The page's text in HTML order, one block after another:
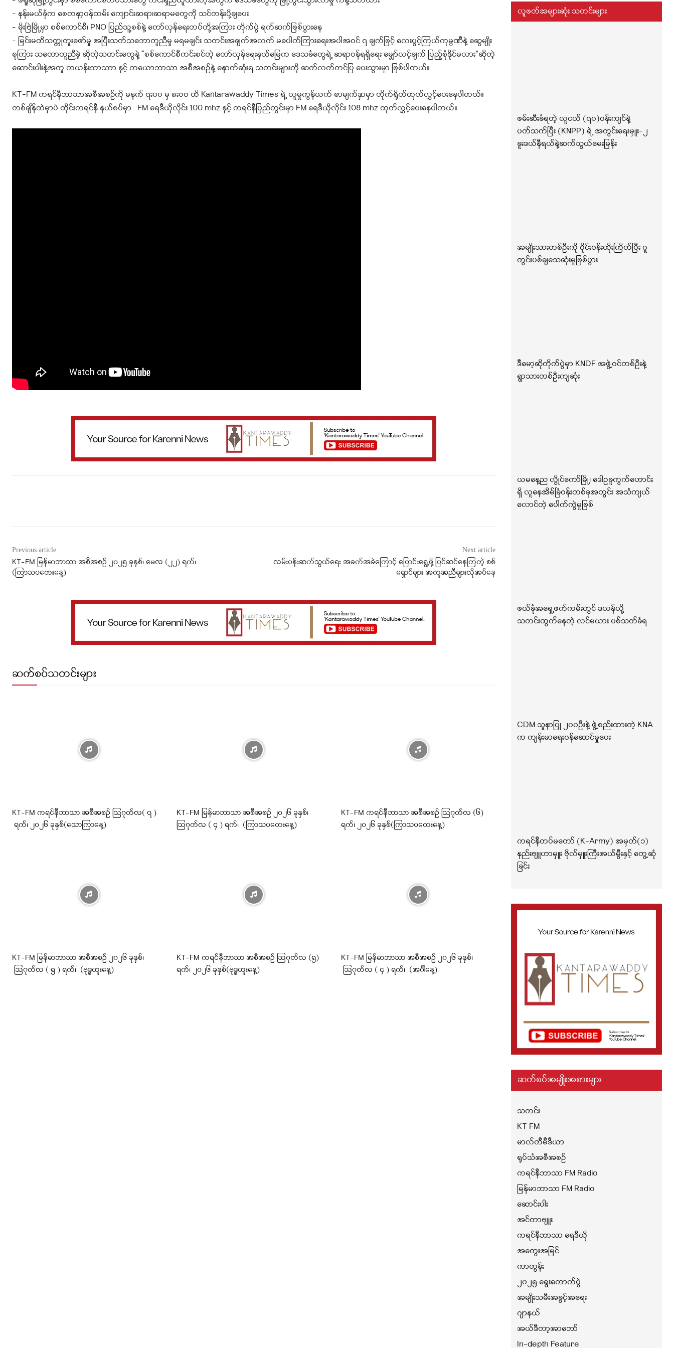
– နန်းမယ်ခုံက စေတနာ့၀န်ထမ်း ကျောင်းဆရာ၊ဆရာမတွေကို သင်တန်းပို့ချပေး
– မိုးဗြဲမြို့မှာ စစ်ကောင်စီ၊ PNO ပြည်သူ့စစ်နဲ့ တော်လှန်ရေးတပ်တို့အကြား တိုက်ပွဲ ရက်ဆက်ဖြစ်ပွားနေ
– မြင်းမထိသတ္တုတူးဖော်မှု အပြီးသတ်သဘောတူညီမှု မရမချင်း သတင်းအချက်အလက် မပေါက်ကြားရေးအပါအဝင် ၇ ချက်ဖြင့် လေးပွင့်ကြယ်ကုမ္ပဏီနဲ့ ဆွေမျိုး
စုကြား သတောတူညီခဲ့ ဆိုတဲ့သတင်းတွေနဲ့ “စစ်ကောင်စီကင်းစင်တဲ့ တော်လှန်ရေးနယ်မြေက ဒေသခံတွေရဲ့ ဆရာဝန်ရရှိရေး မျှော်လင့်ချက် ပြည့်စုံနိုင်မလား”ဆိုတဲ့
ဆောင်းပါးနဲ့အတူ ကယန်းဘာသာာ နှင့် ကယောဘာသာ အစီအစဥ်နဲ့ နောက်ဆုံးရ သတင်းများကို ဆက်လက်တင်ပြ ပေးသွားမှာ ဖြစ်ပါတယ်။
KT-FM ကရင်နီဘာသာအစီအစဉ်ကို မနက် ၇း၀၀ မှ ၈းဝဝ ထိ Kantarawaddy Times ရဲ့ လူမှုကွန်ယက် စာမျက်နှာမှာ တိုက်ရိုတ်ထုတ်လွှင့်ပေးနေပါတယ်။
တစ်ချိန်ထဲမှာပဲ ထိုင်းကရင်နီ နယ်စပ်မှာ FM ရေဒီယိုလိုင်း 100 mhz နှင့် ကရင်နီပြည်တွင်းမှာ FM ရေဒီယိုလိုင်း 108 mhz ထုတ်လွှင့်ပေးနေပါတယ်။
Previous article
KT-FM မြန်မာဘာသာ အစီအစဉ် ၂၀၂၅ ခုနှစ်၊ မေလ (၂၂) ရက်၊
(ကြာသပတေးနေ့)
Next article
လမ်းပန်းဆက်သွယ်ရေး အခက်အခဲကြောင့် ပြောင်းရွေ့ဖို့ ပြင်ဆင်နေကြတဲ့ စစ်
ရှောင်များ အကူအညီများလိုအပ်နေ
ဆက်စပ်သတင်းများ
KT-FM ကရင်နီဘာသာ အစီအစဉ် ဩဂုတ်လ( ၇ )
ရက်၊ ၂၀၂၆ ခုနှစ်(သောကြာနေ့)
KT-FM မြန်မာဘာသာ အစီအစဉ် ၂၀၂၆ ခုနှစ်၊
ဩဂုတ်လ ( ၄ ) ရက်၊ (ကြာသပတေးနေ့)
KT-FM ကရင်နီဘာသာ အစီအစဉ် ဩဂုတ်လ (၆)
ရက်၊ ၂၀၂၆ ခုနှစ်(ကြာသပတေးနေ့)
KT-FM မြန်မာဘာသာ အစီအစဉ် ၂၀၂၆ ခုနှစ်၊
ဩဂုတ်လ ( ၅ ) ရက်၊ (ဗုဒ္ဓဟူးနေ့)
KT-FM ကရင်နီဘာသာ အစီအစဉ် ဩဂုတ်လ (၅)
ရက်၊ ၂၀၂၆ ခုနှစ်(ဗုဒ္ဓဟူးနေ့)
KT-FM မြန်မာဘာသာ အစီအစဉ် ၂၀၂၆ ခုနှစ်၊
ဩဂုတ်လ ( ၄ ) ရက်၊ (အင်္ဂါနေ့)
လူဖတ်အများဆုံး သတင်းများ
ဖမ်းဆီးခံရတဲ့ လူငယ် (၇၀)ဝန်းကျင်နဲ့
ပတ်သက်ပြီး (KNPP) ရဲ့ အတွင်းရေးမှူး-၂
ခူးဒယ်နီရယ်နဲ့ဆက်သွယ်မေးမြန်း
အမျိုးသားတစ်ဦးကို ဝိုင်းဝန်းထိုးကြိတ်ပြီး ဂူ
တွင်းပစ်ချသေဆုံးမှုဖြစ်ပွား
ဒီမော့ဆိုတိုက်ပွဲမှာ KNDF အဖွဲ့ဝင်တစ်ဦးနဲ့
ရွာသားတစ်ဦးကျဆုံး
ယမနေ့ည လွိုင်ကော်မြို့၊ ဒေါဥခူကွက်ဟောင်း
ရှိ လူနေအိမ်ခြံဝန်းတစ်ခုအတွင်း အသံကျယ်
လောင်တဲ့ ပေါက်ကွဲမှုဖြစ်
ဖယ်ခုံအရှေ့ဖက်ကမ်းတွင် ဒလန်လို့
သတင်းထွက်နေတဲ့ လင်မယား ပစ်သတ်ခံရ
CDM သူနာပြု ၂၀၀ဦးနဲ့ ဖွဲ့စည်းထားတဲ့ KNA
က ကျန်းမာရေးဝန်ဆောင်မှုပေး
ကရင်နီတပ်မတော် (K-Army) အမှတ်(၁)
နည်းဗျူဟာမှူး ဗိုလ်မှူးကြီးအယ်မွီးနှင့် တွေ့ဆုံ
ခြင်း
ဆက်စပ်အမျိုးအစားများ
သတင်း
KT FM
မာလ်တီမီဒီယာ
ရုပ်သံအစီအစဉ်
ကရင်နီဘာသာ FM Radio
မြန်မာဘာသာ FM Radio
ဆောင်းပါး
အင်တာဗျူး
ကရင်နီဘာသာ ရေဒီယို
အတွေးအမြင်
ကာတွန်း
၂၀၂၅ ရွေးကောက်ပွဲ
အမျိုးသမီးအခွင့်အရေး
ဂျာနယ်
အယ်ဒီတာ့အာဘော်
In-depth Feature